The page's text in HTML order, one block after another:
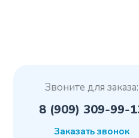
Звоните для заказа:
8 (909) 309-99-
Заказать звонок